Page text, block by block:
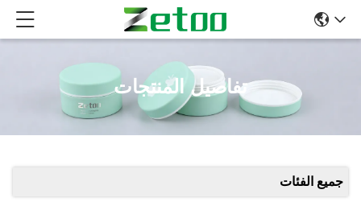
تفاصيل المنتجات
جميع الفئات